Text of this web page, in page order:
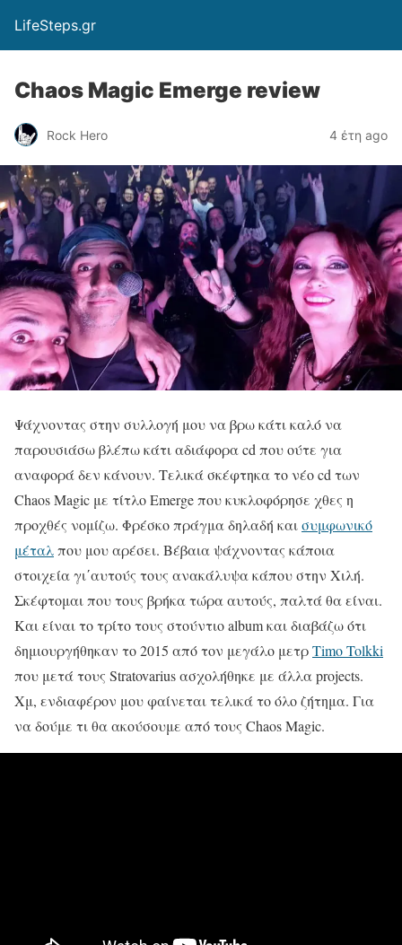
LifeSteps.gr
Chaos Magic Emerge review
Rock Hero 4 έτη ago
Ψάχνοντας στην συλλογή μου να βρω κάτι καλό να
παρουσιάσω βλέπω κάτι αδιάφορα cd που ούτε για
αναφορά δεν κάνουν. Τελικά σκέφτηκα το νέο cd των
Chaos Magic με τίτλο Emerge που κυκλοφόρησε χθες η
προχθές νομίζω. Φρέσκο πράγμα δηλαδή καισυμφωνικό
μέταλπου μου αρέσει. Βέβαια ψάχνοντας κάποια
στοιχεία γι΄αυτούς τους ανακάλυψα κάπου στην Χιλή.
Σκέφτομαι που τους βρήκα τώρα αυτούς, παλτά θα είναι.
Και είναι το τρίτο τους στούντιο album και διαβάζω ότι
δημιουργήθηκαν το 2015 από τον μεγάλο μετρTimo Tolkki
που μετά τους Stratovarius ασχολήθηκε με άλλα projects.
Χμ, ενδιαφέρον μου φαίνεται τελικά το όλο ζήτημα. Για
να δούμε τι θα ακούσουμε από τους Chaos Magic.